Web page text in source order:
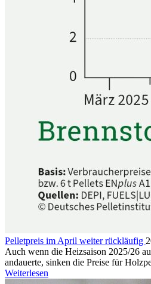
Pelletpreis im April weiter rückläufig
Auch wenn die Heizsaison 2025/26
andauerte, sinken die Preise für
Weiterlesen